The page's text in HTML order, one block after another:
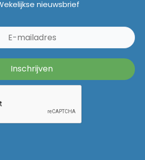
nieuwsbrief